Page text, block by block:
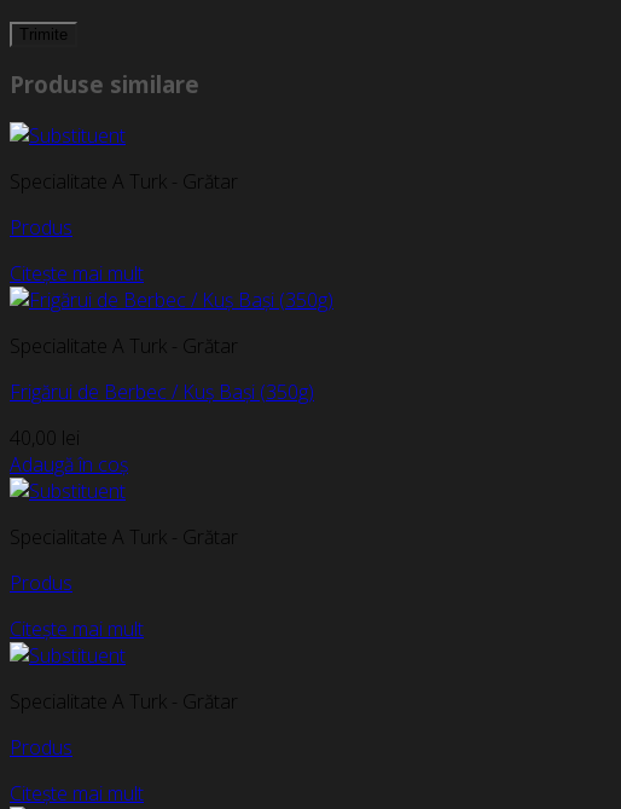
Produse similare
Specialitate A Turk - Grătar
Produs
Citește mai mult
Specialitate A Turk - Grătar
Frigărui de Berbec / Kuș Bași (350g)
40,00 lei
Adaugă în coș
Specialitate A Turk - Grătar
Produs
Citește mai mult
Specialitate A Turk - Grătar
Produs
Citește mai mult